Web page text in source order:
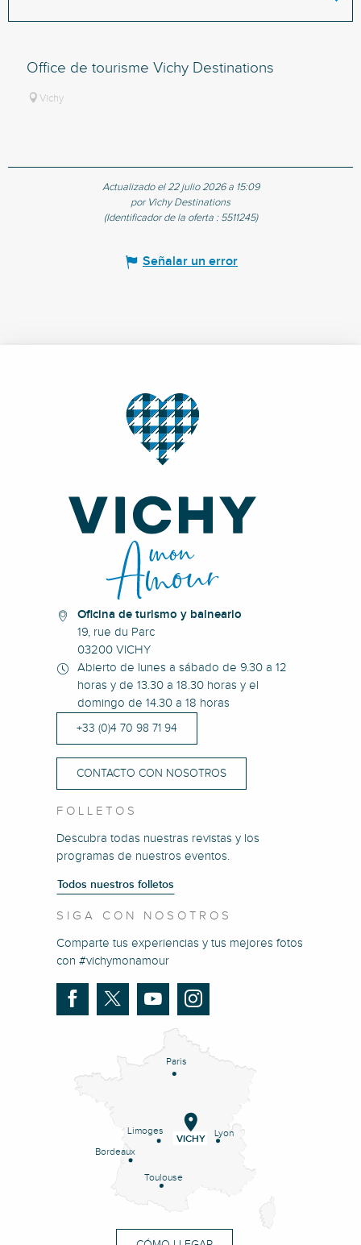
Office de tourisme Vichy Destinations
Vichy
Actualizado el 22 julio 2026 a 15:09
por Vichy Destinations
(Identificador de la oferta : 5511245)
Señalar un error
Oficina de turismo y balneario
19, rue du Parc
03200 VICHY
Abierto de lunes a sábado de 9.30 a 12
horas y de 13.30 a 18.30 horas y el
domingo de 14.30 a 18 horas
+33 (0)4 70 98 71 94
CONTACTO CON NOSOTROS
FOLLETOS
Descubra todas nuestras revistas y los
programas de nuestros eventos.
Todos nuestros folletos
SIGA CON NOSOTROS
Comparte tus experiencias y tus mejores fotos
con #vichymonamour
Paris
Lyon
Limoges
Bordeaux
Toulouse
VICHY